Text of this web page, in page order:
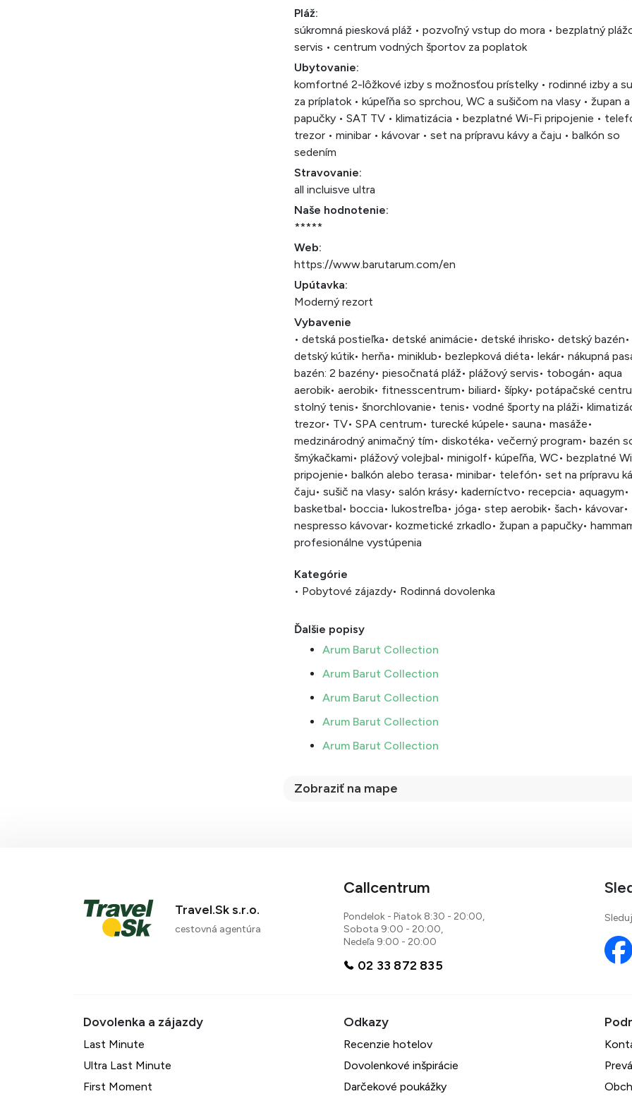
Pláž:
súkromná piesková pláž • pozvoľný vstup do mora • bezplatný
servis • centrum vodných športov za poplatok
Ubytovanie:
komfortné 2-lôžkové izby s možnosťou prístelky • rodinné izby a
za príplatok • kúpeľňa so sprchou, WC a sušičom na vlasy • župan a
papučky • SAT TV • klimatizácia • bezplatné Wi-Fi pripojenie •
trezor • minibar • kávovar • set na prípravu kávy a čaju • balkón so
sedením
Stravovanie:
all incluisve ultra
Naše hodnotenie:
*****
Web:
https://www.barutarum.com/en
Upútavka:
Moderný rezort
Vybavenie
• detská postieľka• detské animácie• detské ihrisko• detský bazén•
detský kútik• herňa• miniklub• bezlepková diéta• lekár• nákupná
bazén: 2 bazény• piesočnatá pláž• plážový servis• tobogán• aqua
aerobik• aerobik• fitnesscentrum• biliard• šípky• potápačské
stolný tenis• šnorchlovanie• tenis• vodné športy na pláži•
trezor• TV• SPA centrum• turecké kúpele• sauna• masáže•
medzinárodný animačný tím• diskotéka• večerný program• bazén
šmýkačkami• plážový volejbal• minigolf• kúpeľňa, WC• bezplatné
pripojenie• balkón alebo terasa• minibar• telefón• set na prípravu
čaju• sušič na vlasy• salón krásy• kaderníctvo• recepcia• aquagym
basketbal• boccia• lukostreľba• jóga• step aerobik• šach• kávovar•
nespresso kávovar• kozmetické zrkadlo• župan a papučky•
profesionálne vystúpenia
Kategórie
• Pobytové zájazdy• Rodinná dovolenka
Ďalšie popisy
Arum Barut Collection
Arum Barut Collection
Arum Barut Collection
Arum Barut Collection
Arum Barut Collection
Zobraziť na mape
Travel.Sk s.r.o.
cestovná agentúra
Callcentrum
Pondelok - Piatok 8:30 - 20:00,
Sobota 9:00 - 20:00,
Nedeľa 9:00 - 20:00
02 33 872 835
Last Minute
Ultra Last Minute
First Moment
Recenzie hotelov
Dovolenkové inšpirácie
Darčekové poukážky